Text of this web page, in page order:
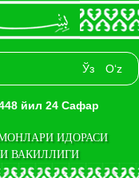
Ўз O‘z
йил 24 Сафар
ИДОРАСИ
ВАКИЛЛИГИ